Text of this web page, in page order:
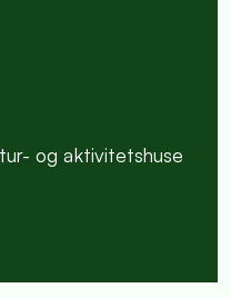
og aktivitetshuse